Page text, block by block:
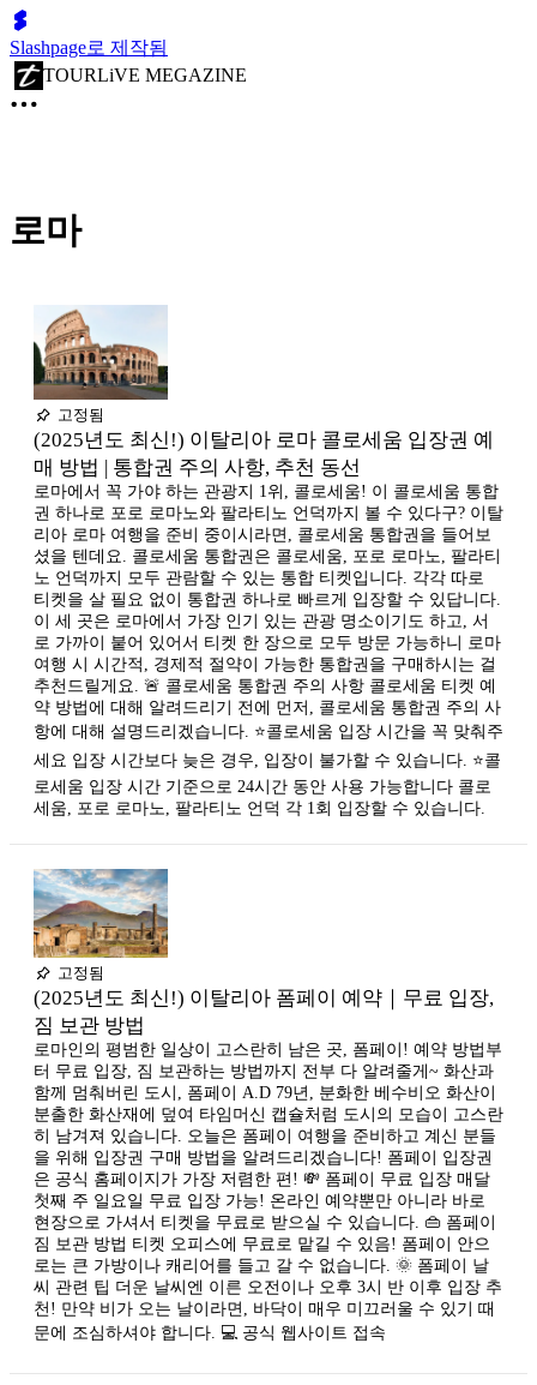
Slashpage로 제작됨
TOURLiVE MEGAZINE
로마
고정됨
(2025년도 최신!) 이탈리아 로마 콜로세움 입장권 예
매 방법 | 통합권 주의 사항, 추천 동선
로마에서 꼭 가야 하는 관광지 1위, 콜로세움! 이 콜로세움 통합
권 하나로 포로 로마노와 팔라티노 언덕까지 볼 수 있다구? 이탈
리아 로마 여행을 준비 중이시라면, 콜로세움 통합권을 들어보
셨을 텐데요. 콜로세움 통합권은 콜로세움, 포로 로마노, 팔라티
노 언덕까지 모두 관람할 수 있는 통합 티켓입니다. 각각 따로
티켓을 살 필요 없이 통합권 하나로 빠르게 입장할 수 있답니다.
이 세 곳은 로마에서 가장 인기 있는 관광 명소이기도 하고, 서
로 가까이 붙어 있어서 티켓 한 장으로 모두 방문 가능하니 로마
여행 시 시간적, 경제적 절약이 가능한 통합권을 구매하시는 걸
추천드릴게요. 🚨 콜로세움 통합권 주의 사항 콜로세움 티켓 예
약 방법에 대해 알려드리기 전에 먼저, 콜로세움 통합권 주의 사
항에 대해 설명드리겠습니다. ⭐콜로세움 입장 시간을 꼭 맞춰주
세요 입장 시간보다 늦은 경우, 입장이 불가할 수 있습니다. ​⭐콜
로세움 입장 시간 기준으로 24시간 동안 사용 가능합니다 콜로
세움, 포로 로마노, 팔라티노 언덕 각 1회 입장할 수 있습니다.
고정됨
(2025년도 최신!) 이탈리아 폼페이 예약｜무료 입장,
짐 보관 방법
로마인의 평범한 일상이 고스란히 남은 곳, 폼페이! 예약 방법부
터 무료 입장, 짐 보관하는 방법까지 전부 다 알려줄게~ 화산과
함께 멈춰버린 도시, 폼페이 A.D 79년, 분화한 베수비오 화산이
분출한 화산재에 덮여 타임머신 캡슐처럼 도시의 모습이 고스란
히 남겨져 있습니다. 오늘은 폼페이 여행을 준비하고 계신 분들
을 위해 입장권 구매 방법을 알려드리겠습니다! 폼페이 입장권
은 공식 홈페이지가 가장 저렴한 편! 💸 폼페이 무료 입장 매달
첫째 주 일요일 무료 입장 가능! 온라인 예약뿐만 아니라 바로
현장으로 가셔서 티켓을 무료로 받으실 수 있습니다. 👜 폼페이
짐 보관 방법 티켓 오피스에 무료로 맡길 수 있음! 폼페이 안으
로는 큰 가방이나 캐리어를 들고 갈 수 없습니다. 🌞 폼페이 날
씨 관련 팁 더운 날씨엔 이른 오전이나 오후 3시 반 이후 입장 추
천! 만약 비가 오는 날이라면, 바닥이 매우 미끄러울 수 있기 때
문에 조심하셔야 합니다. 💻 공식 웹사이트 접속